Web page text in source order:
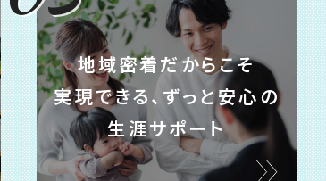
地域密着だからこそ
実現できる、ずっと安心の
生涯サポート